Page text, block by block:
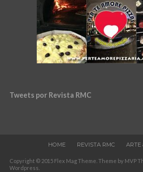
Tweets por Revista RMC
HOME REVISTA RMC ARTE
Copyright © 2015 Flex Mag Theme. Theme by MVP
Wordpress.